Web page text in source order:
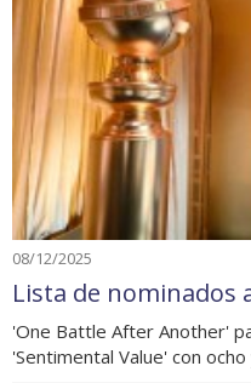
08/12/2025
Lista de nominados
'One Battle After Another'
'Sentimental Value' con